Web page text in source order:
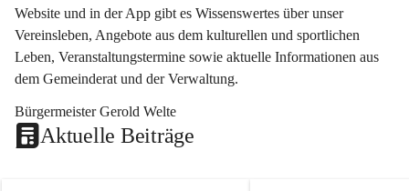
Website und in der App gibt es Wissenswertes über unser
Vereinsleben, Angebote aus dem kulturellen und sportlichen
Leben, Veranstaltungstermine sowie aktuelle Informationen aus
dem Gemeinderat und der Verwaltung.
Bürgermeister Gerold Welte
Aktuelle Beiträge